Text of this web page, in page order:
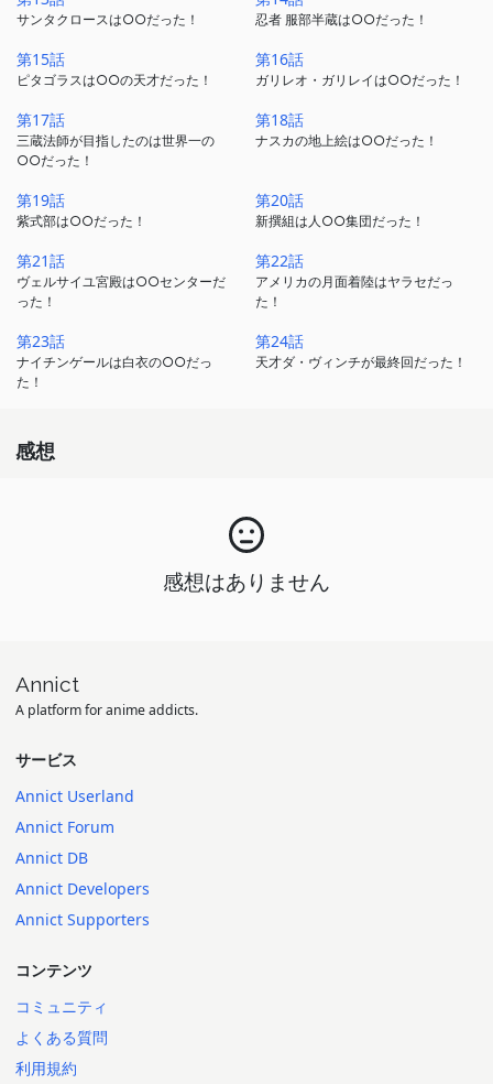
サンタクロースは○○だった！ 忍者 服部半蔵は○○だった！
第15話
ピタゴラスは○○の天才だった！
第16話
ガリレオ・ガリレイは○○だった！
第17話
三蔵法師が目指したのは世界一の
○○だった！
第18話
ナスカの地上絵は○○だった！
第19話
紫式部は○○だった！
第20話
新撰組は人○○集団だった！
第21話
ヴェルサイユ宮殿は○○センターだ
った！
第22話
アメリカの月面着陸はヤラセだっ
た！
第23話
ナイチンゲールは白衣の○○だっ
た！
第24話
天才ダ・ヴィンチが最終回だった！
感想
感想はありません
Annict
A platform for anime addicts.
サービス
Annict Userland
Annict Forum
Annict DB
Annict Developers
Annict Supporters
コンテンツ
コミュニティ
よくある質問
利用規約